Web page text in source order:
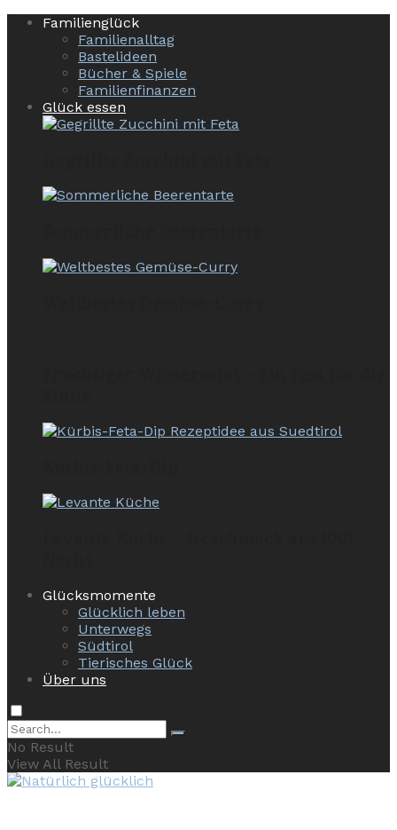
Familienglück
Familienalltag
Bastelideen
Bücher & Spiele
Familienfinanzen
Glück essen
Glücksmomente
Glücklich leben
Unterwegs
Südtirol
Tierisches Glück
Über uns
No Result
View All Result